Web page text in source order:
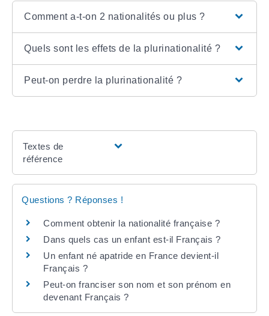
Comment a-t-on 2 nationalités ou plus ?
Quels sont les effets de la plurinationalité ?
Peut-on perdre la plurinationalité ?
Textes de
référence
Questions ? Réponses !
Comment obtenir la nationalité française ?
Dans quels cas un enfant est-il Français ?
Un enfant né apatride en France devient-il
Français ?
Peut-on franciser son nom et son prénom en
devenant Français ?